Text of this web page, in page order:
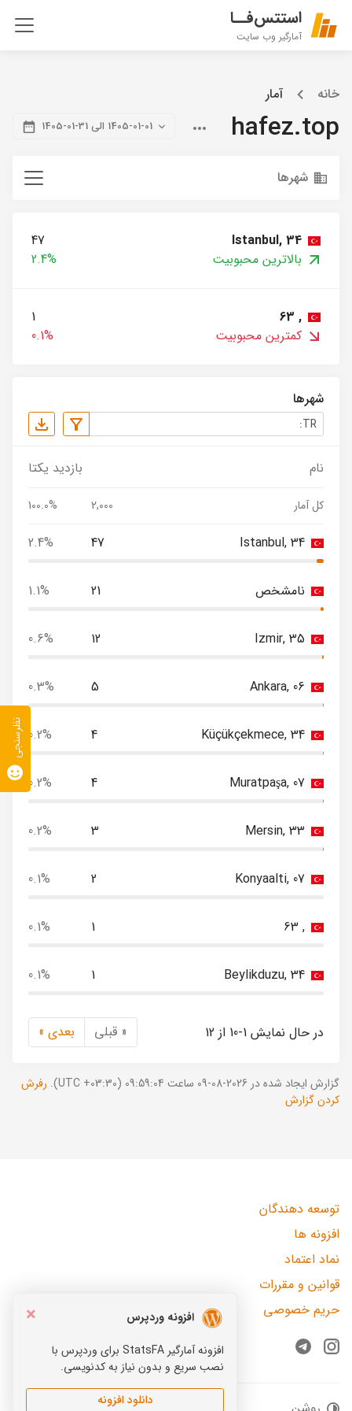
استتس‌فــا
آمارگیر وب سایت
خانه آمار
hafez.top 1405-01-01 الی 31-01-1405
شهرها
Istanbul, 34
47
بالاترین محبوبیت
2.4%
, 63
1
کمترین محبوبیت
0.1%
شهرها
نام بازدید یکتا
کل آمار 2,000
100.0%
Istanbul, 34
47
2.4%
نامشخص 21
1.1%
Izmir, 35
12
0.6%
Ankara, 06
5
0.3%
Küçükçekmece, 34
4
0.2%
Muratpaşa, 07
4
0.2%
Mersin, 33
3
0.2%
Konyaalti, 07
2
0.1%
, 63
1
0.1%
Beylikduzu, 34
1
0.1%
در حال نمایش 1-10 از 12 « قبلی بعدی »
گزارش ایجاد شده در 2026-08-09 ساعت 09:59:04 (UTC +03:30).
رفرش
کردن گزارش
×
افزونه وردپرس
افزونه آمارگیر StatsFA برای وردپرس با
نصب سریع و بدون نیاز به کدنویسی.
دانلود افزونه
توسعه دهندگان
افزونه ها
نماد اعتماد
قوانین و مقررات
حریم خصوصی
Instagram
Telegram
نظرسنجی